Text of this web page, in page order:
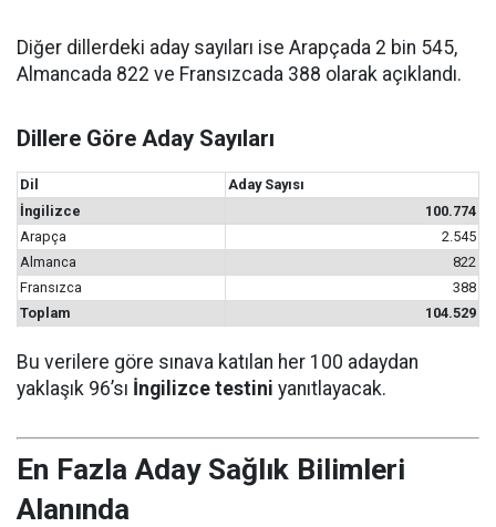
Diğer dillerdeki aday sayıları ise Arapçada 2 bin 545,
Almancada 822 ve Fransızcada 388 olarak açıklandı.
Dillere Göre Aday Sayıları
Dil
Aday Sayısı
İngilizce
100.774
Arapça
2.545
Almanca
822
Fransızca
388
Toplam
104.529
Bu verilere göre sınava katılan her 100 adaydan
yaklaşık 96’sı İngilizce testini yanıtlayacak.
En Fazla Aday Sağlık Bilimleri
Alanında